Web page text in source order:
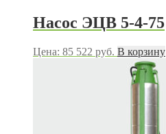
Насос ЭЦВ 5-4-75
Цена: 85 522 руб. В корзину